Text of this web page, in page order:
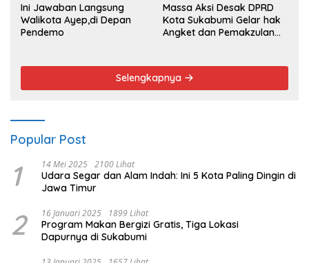
Ini Jawaban Langsung
Walikota Ayep,di Depan
Pendemo
Massa Aksi Desak DPRD
Kota Sukabumi Gelar hak
Angket dan Pemakzulan
Selengkapnya
Popular Post
1 14 Mei 2025 2100 Lihat
Udara Segar dan Alam Indah: Ini 5 Kota Paling Dingin di
Jawa Timur
2 16 Januari 2025 1899 Lihat
Program Makan Bergizi Gratis, Tiga Lokasi
Dapurnya di Sukabumi